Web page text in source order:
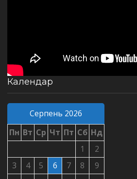
Календар
Серпень 2026
Пн Вт Ср Чт Пт Сб Нд
1
2
3
4 5 6 7 8
9